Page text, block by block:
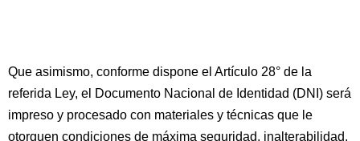
Que asimismo, conforme dispone el Artículo 28° de la
referida Ley, el Documento Nacional de Identidad (DNI) será
impreso y procesado con materiales y técnicas que le
otorguen condiciones de máxima seguridad, inalterabilidad,